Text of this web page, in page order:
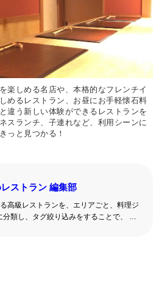
楽しめる名店や、本格的なフレンチイ
めるレストラン、お昼にお手軽懐石料
違う新しい体験ができるレストランを
スランチ、子連れなど、利用シーンに
っと見つかる！
ストラン 編集部
高級レストランを、エリアごと、料理ジ
類し、タグ絞り込みをすることで、 い